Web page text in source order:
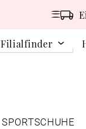
Filialfinder
SPORTSCHUHE